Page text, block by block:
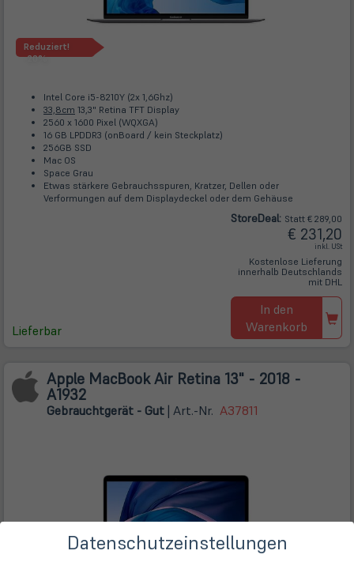
Reduziert!
-20%
Intel Core i5-8210Y (2x 1,6Ghz)
33,8cm 13,3" Retina TFT Display
2560 x 1600 Pixel (WQXGA)
16 GB LPDDR3 (onBoard / kein Steckplatz)
256GB SSD
Mac OS
Space Grau
Etwas stärkere Gebrauchsspuren, Kratzer, Dellen oder
Verformungen auf dem Displaydeckel oder dem Gehäuse
Lieferbar
StoreDeal: Statt € 289,00
€ 231,20
inkl. USt
Kostenlose Lieferung
innerhalb Deutschlands
mit DHL
In den
Warenkorb
Apple MacBook Air Retina 13" - 2018 -
A1932
Gebrauchtgerät - Gut| Art.-Nr. A37811
Datenschutzeinstellungen